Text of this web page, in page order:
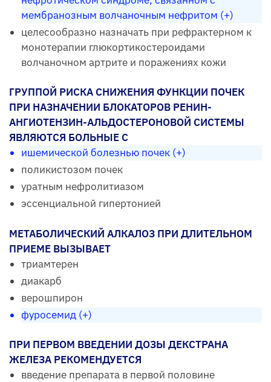
мембранозным волчаночным нефритом (+)
целесообразно назначать при рефрактерном к
монотерапии глюкортикостероидами
волчаночном артрите и поражениях кожи
ГРУППОЙ РИСКА СНИЖЕНИЯ ФУНКЦИИ ПОЧЕК
ПРИ НАЗНАЧЕНИИ БЛОКАТОРОВ РЕНИН-
АНГИОТЕНЗИН-АЛЬДОСТЕРОНОВОЙ СИСТЕМЫ
ЯВЛЯЮТСЯ БОЛЬНЫЕ С
ишемической болезнью почек (+)
поликистозом почек
уратным нефролитиазом
эссенциальной гипертонией
МЕТАБОЛИЧЕСКИЙ АЛКАЛОЗ ПРИ ДЛИТЕЛЬНОМ
ПРИЕМЕ ВЫЗЫВАЕТ
триамтерен
диакарб
верошпирон
фуросемид (+)
ПРИ ПЕРВОМ ВВЕДЕНИИ ДОЗЫ ДЕКСТРАНА
ЖЕЛЕЗА РЕКОМЕНДУЕТСЯ
введение препарата в первой половине